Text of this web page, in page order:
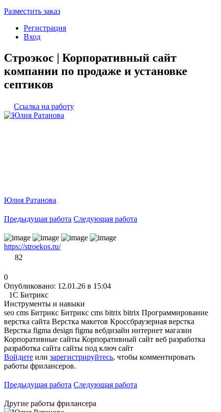
Разместить заказ
Регистрация
Вход
Строэкос | Корпоративный сайт
компании по продаже и установке
септиков
Ссылка на работу
Юлия Ратанова
Предыдущая работа Следующая работа
https://stroekos.ru/
82
0
Опубликовано: 12.01.26 в 15:04
1С Битрикс
Инструменты и навыки
seo cms Битрикс Битрикс cms bitrix bitrix Программирование
верстка сайта Верстка макетов Кроссбраузерная верстка
Верстка figma design figma вебдизайн интернет магазин
Корпоративные сайты Корпоративный сайт веб разработка
разработка сайта сайты под ключ сайт
Войдите или зарегистрируйтесь, чтобы комментировать
работы фрилансеров.
Предыдущая работа Следующая работа
Другие работы фрилансера